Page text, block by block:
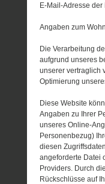
E-Mail-Adresse der
Angaben zum
Die Verarbeitung
aufgrund unseres
unserer vertraglich
Optimierung
Diese Website
Angaben zu Ihrer
unseres Online-
Personenbezug)
diesen
angeforderte Datei
Providers. Durch
Rückschlüsse auf